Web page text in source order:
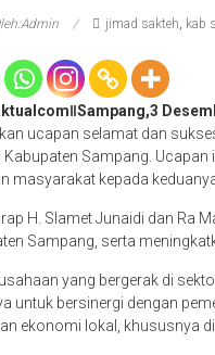
jimad sakteh, kab
ucapan selamat dan
Kabupaten Sampang.
masyarakat kepada
H. Slamet Junaidi dan Ra
Sampang, serta
yang bergerak di
untuk bersinergi dengan
ekonomi lokal, khususnya